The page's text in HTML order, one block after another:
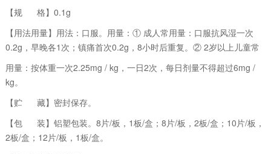
【规 格】0.1g
【用法用量】用法：口服。用量：① 成人常用量：口服抗风湿​一次
0.2g，早晚各1次；镇痛首次0.2g，8小时后重复。② 2岁以上儿童常
用量：按体重一次2.25mg / kg，一日2次，每日剂量不得超过6mg /
kg。
【贮 藏】密封保存。
【包 装】铝塑包装。8片/板，1板/盒；8片/板，2板/盒；10片/板，
2板/盒；12片/板，1板/盒。